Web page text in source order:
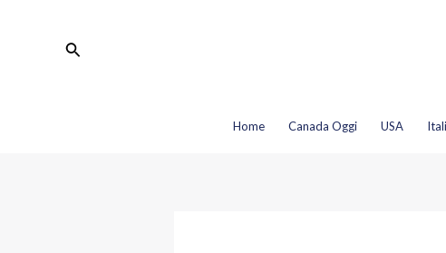
Cerca
Home Canada Oggi USA